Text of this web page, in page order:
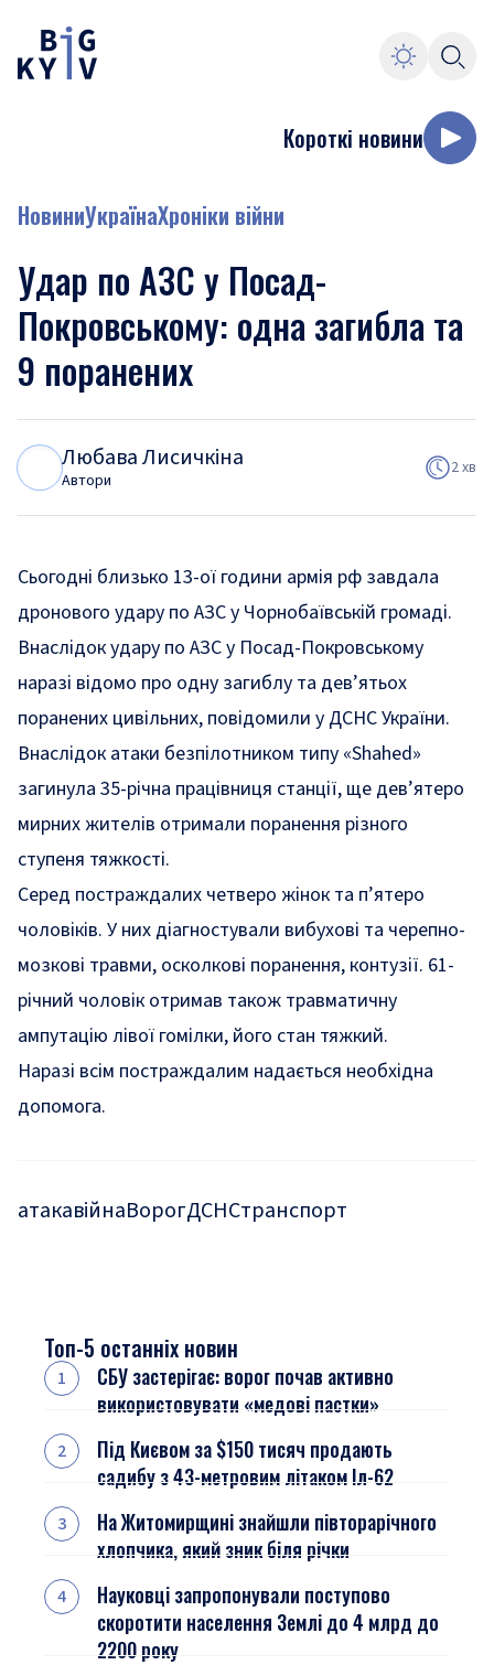
Короткі новини
НовиниУкраїнаХроніки війни
Удар по АЗС у Посад-
Покровському: одна загибла та
9 поранених
Любава Лисичкіна
Автори
2 хв
Сьогодні близько 13-ої години армія рф завдала
дронового удару по АЗС у Чорнобаївській громаді.
Внаслідок удару по АЗС у Посад-Покровському
наразі відомо про одну загиблу та дев’ятьох
поранених цивільних, повідомили у ДСНС України.
Внаслідок атаки безпілотником типу «Shahed»
загинула 35-річна працівниця станції, ще дев’ятеро
мирних жителів отримали поранення різного
ступеня тяжкості.
Серед постраждалих четверо жінок та п’ятеро
чоловіків. У них діагностували вибухові та черепно-
мозкові травми, осколкові поранення, контузії. 61-
річний чоловік отримав також травматичну
ампутацію лівої гомілки, його стан тяжкий.
Наразі всім постраждалим надається необхідна
допомога.
атакавійнаВорогДСНСтранспорт
Топ-5 останніх новин
СБУ застерігає: ворог почав активно
використовувати «медові пастки»
Під Києвом за $150 тисяч продають
садибу з 43-метровим літаком Іл-62
На Житомирщині знайшли півторарічного
хлопчика, який зник біля річки
Науковці запропонували поступово
скоротити населення Землі до 4 млрд до
2200 року